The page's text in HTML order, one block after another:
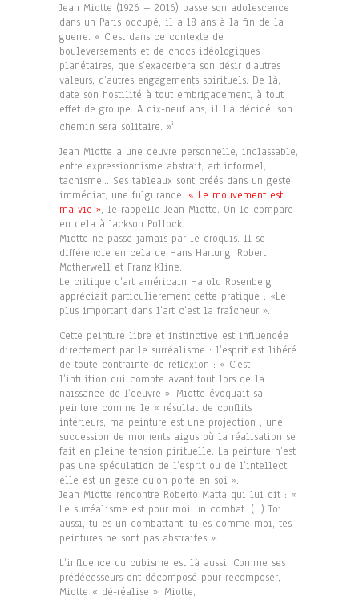
Jean Miotte (1926 – 2016) passe son adolescence
dans un Paris occupé, il a 18 ans à la fin de la
guerre. « C’est dans ce contexte de
bouleversements et de chocs idéologiques
planétaires, que s’exacerbera son désir d’autres
valeurs, d’autres engagements spirituels. De là,
date son hostilité à tout embrigadement, à tout
effet de groupe. A dix-neuf ans, il l’a décidé, son
chemin sera solitaire. »1
Jean Miotte a une oeuvre personnelle, inclassable,
entre expressionnisme abstrait, art informel,
tachisme… Ses tableaux sont créés dans un geste
immédiat, une fulgurance. « Le mouvement est
ma vie », le rappelle Jean Miotte. On le compare
en cela à Jackson Pollock.
Miotte ne passe jamais par le croquis. Il se
différencie en cela de Hans Hartung, Robert
Motherwell et Franz Kline.
Le critique d’art américain Harold Rosenberg
appréciait particulièrement cette pratique : «Le
plus important dans l’art c’est la fraîcheur ».
Cette peinture libre et instinctive est influencée
directement par le surréalisme : l’esprit est libéré
de toute contrainte de réflexion : « C’est
l’intuition qui compte avant tout lors de la
naissance de l’oeuvre ». Miotte évoquait sa
peinture comme le « résultat de conflits
intérieurs, ma peinture est une projection ; une
succession de moments aigus où la réalisation se
fait en pleine tension pirituelle. La peinture n’est
pas une spéculation de l’esprit ou de l’intellect,
elle est un geste qu’on porte en soi ».
Jean Miotte rencontre Roberto Matta qui lui dit : «
Le surréalisme est pour moi un combat. (…) Toi
aussi, tu es un combattant, tu es comme moi, tes
peintures ne sont pas abstraites ».
L’influence du cubisme est là aussi. Comme ses
prédécesseurs ont décomposé pour recomposer,
Miotte « dé-réalise ». Miotte,